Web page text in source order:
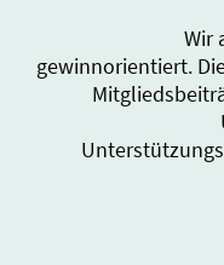
Wir
gewinnorientiert.